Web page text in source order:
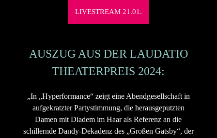
LIVESTREAM 21.01.
AUSZUG AUS DER LAUDATIO
THEATERPREIS 2024:
„In „Hyperformance“ zeigt eine Abendgesellschaft in
aufgekratzter Partystimmung, die herausgeputzten
Damen mit Diadem im Haar als Referenz an die
schillernde Dandy-Dekadenz des „Großen Gatsby“, der